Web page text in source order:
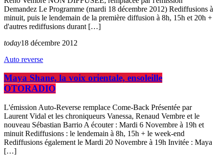
Demandez Le Programme (mardi 18 décembre 2012) Rediffusions à
minuit, puis le lendemain de la première diffusion à 8h, 15h et 20h +
d'autres rediffusions durant […]
today18 décembre 2012
Auto reverse
Maya Shane, la voix orientale, ensoleille
OTORADIO
L'émission Auto-Reverse remplace Come-Back Présentée par
Laurent Vidal et les chroniqueurs Vanessa, Renaud Vembre et le
nouveau Sébastian Barrio A écouter : Mardi 6 Novembre à 19h et
minuit Rediffusions : le lendemain à 8h, 15h + le week-end
Rediffusions également le Mardi 20 Novembre à 19h Invitée : Maya
[…]